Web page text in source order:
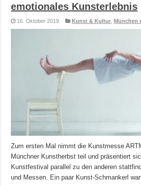
emotionales Kunsterlebnis
16. Oktober 2019 Kunst & Kultur ,München
Zum ersten Mal nimmt die Kunstmesse
Münchner Kunstherbst teil und präsentiert
Kunstfestival parallel zu den anderen
und Messen. Ein paar Kunst-Schmankerl